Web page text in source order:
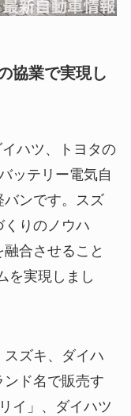
協業で実現し
ハツ、トヨタの
ッテリー電気自
ンです。スズ
りのノウハ
合させること
を実現しまし
ズキ、ダイハ
ド名で販売す
イ」、ダイハツ